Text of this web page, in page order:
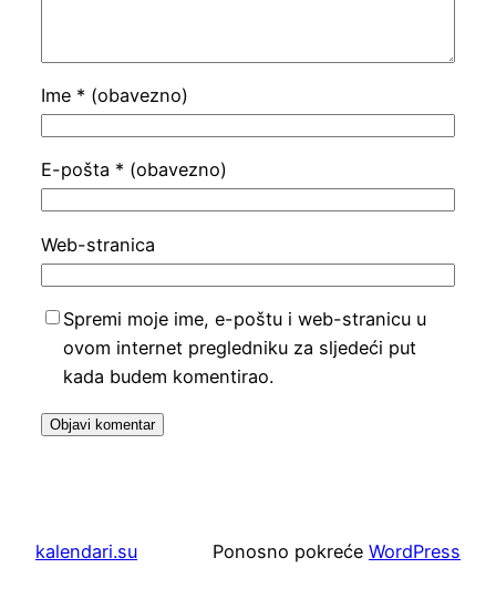
Ime * (obavezno)
E-pošta * (obavezno)
Web-stranica
Spremi moje ime, e-poštu i web-stranicu u
ovom internet pregledniku za sljedeći put
kada budem komentirao.
kalendari.su Ponosno pokreće WordPress